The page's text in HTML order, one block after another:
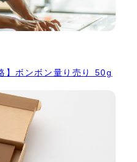
ボンボン量り売り 50g